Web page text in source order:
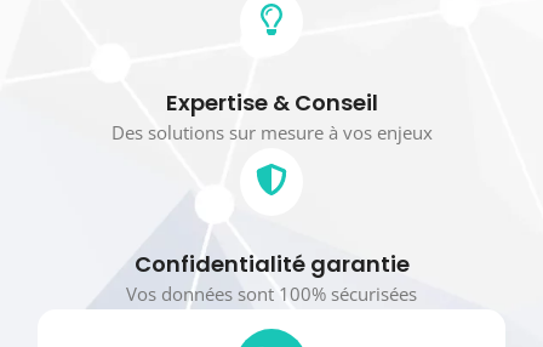
Expertise & Conseil
Des solutions sur mesure à vos enjeux
Confidentialité garantie
Vos données sont 100% sécurisées